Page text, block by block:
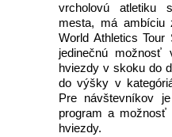
vrcholovú atletiku
mesta, má ambíciu
World Athletics
jedinečnú možnosť
hviezdy v skoku do
do výšky v
Pre návštevníkov
program a
hviezdy.